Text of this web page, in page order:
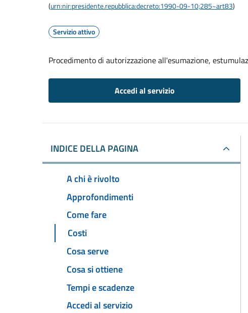
(urn:nir:presidente.repubblica:decreto:1990-09-10;285~art83)
Servizio attivo
Procedimento di autorizzazione all'esumazione,
Accedi al servizio
INDICE DELLA PAGINA
A chi è rivolto
Approfondimenti
Come fare
Costi
Cosa serve
Cosa si ottiene
Tempi e scadenze
Accedi al servizio